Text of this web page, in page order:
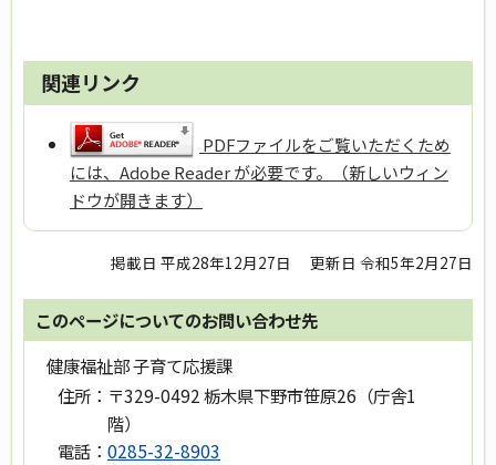
関連リンク
PDFファイルをご覧いただくため
には、Adobe Reader が必要です。（新しいウィン
ドウが開きます）
掲載日 平成28年12月27日 更新日 令和5年2月27日
このページについてのお問い合わせ先
健康福祉部 子育て応援課
住所： 〒329-0492 栃木県下野市笹原26（庁舎1
階）
電話： 0285-32-8903